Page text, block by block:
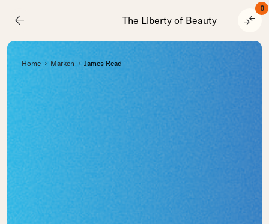
arrow_back The Liberty of Beauty compare_arrows
0
Home Marken James Read